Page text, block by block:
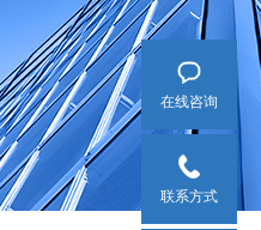
在线咨询
联系方式